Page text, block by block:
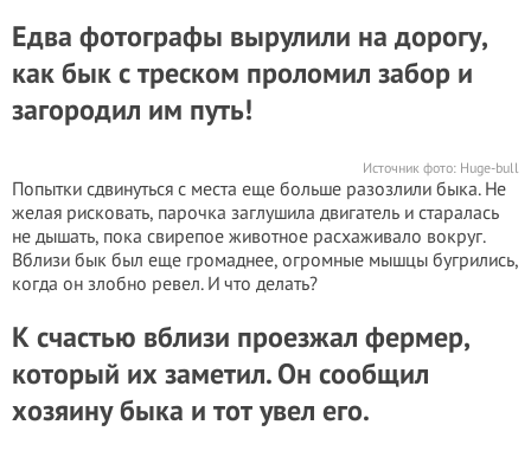
Едва фотографы вырулили на дорогу,
как бык с треском проломил забор и
загородил им путь!
Источник фото: Huge-bull
Попытки сдвинуться с места еще больше разозлили быка. Не
желая рисковать, парочка заглушила двигатель и старалась
не дышать, пока свирепое животное расхаживало вокруг.
Вблизи бык был еще громаднее, огромные мышцы бугрились,
когда он злобно ревел. И что делать?
К счастью вблизи проезжал фермер,
который их заметил. Он сообщил
хозяину быка и тот увел его.